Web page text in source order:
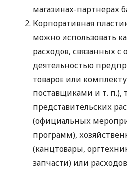
магазинах-партнерах
Корпоративная
можно использовать
расходов, связанных с
деятельностью
товаров или
поставщиками и т. п.),
представительских
(официальных
программ),
(канцтовары,
запчасти) или